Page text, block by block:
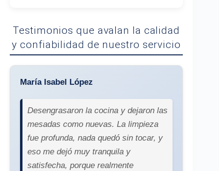
Testimonios que avalan la calidad
y confiabilidad de nuestro servicio
María Isabel López
Desengrasaron la cocina y dejaron las
mesadas como nuevas. La limpieza
fue profunda, nada quedó sin tocar, y
eso me dejó muy tranquila y
satisfecha, porque realmente